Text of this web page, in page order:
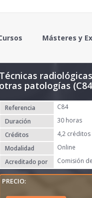
Másteres y
Técnicas
otras patologías
Referencia
C84
Duración
30 horas
Créditos
4,2 créditos
Modalidad
Online
Acreditado por
Comisión